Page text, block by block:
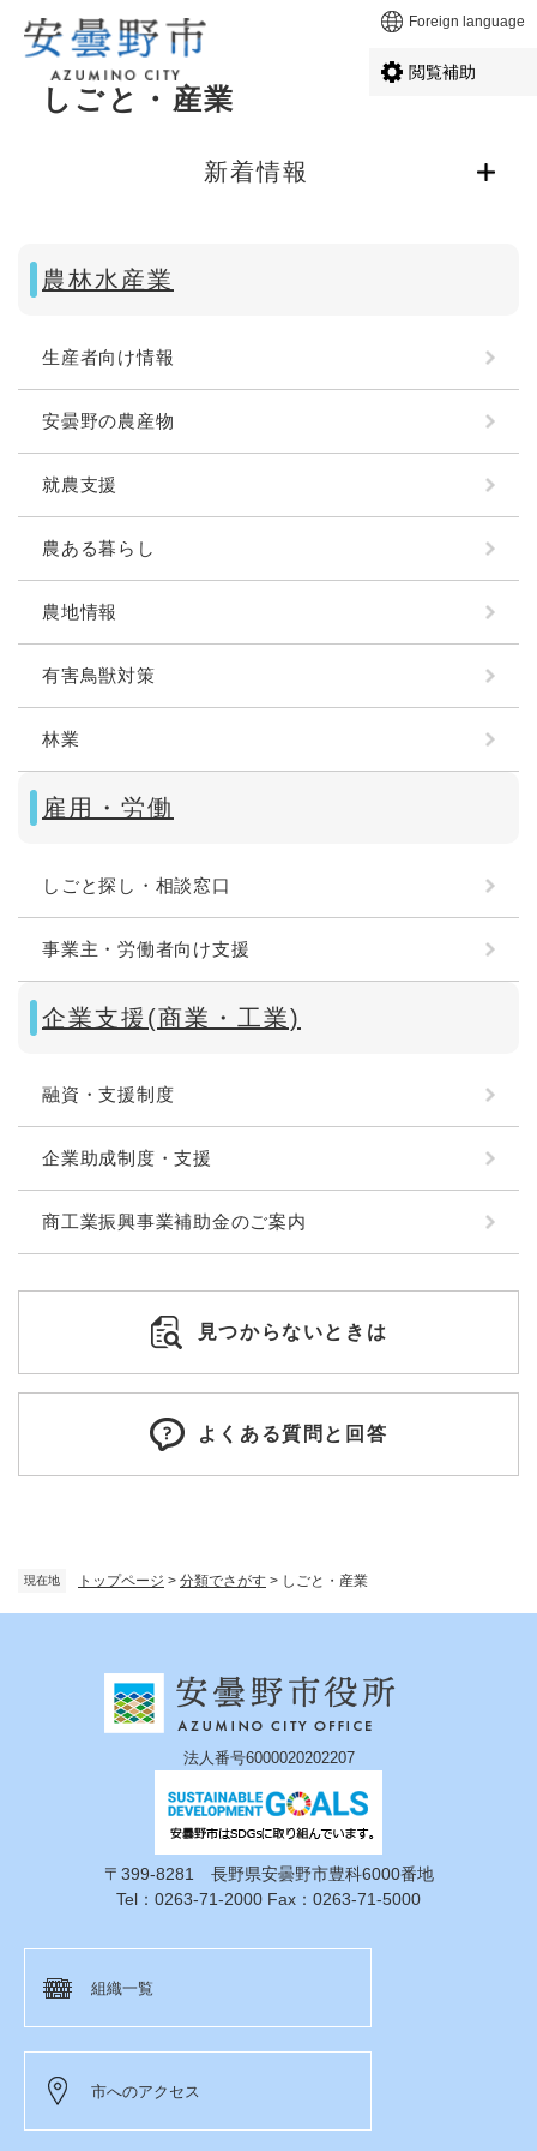
メニューを飛ばして本文へ Foreign language
閲覧補助
現在地 トップページ > 分類でさがす > しごと・産業
しごと・産業
新着情報
農林水産業
生産者向け情報
安曇野の農産物
就農支援
農ある暮らし
農地情報
有害鳥獣対策
林業
雇用・労働
しごと探し・相談窓口
事業主・労働者向け支援
企業支援(商業・工業)
融資・支援制度
企業助成制度・支援
商工業振興事業補助金のご案内
見つからないときは
よくある質問と回答
法人番号6000020202207
〒399-8281 長野県安曇野市豊科6000番地
Tel：0263-71-2000 Fax：0263-71-5000
組織一覧
市へのアクセス